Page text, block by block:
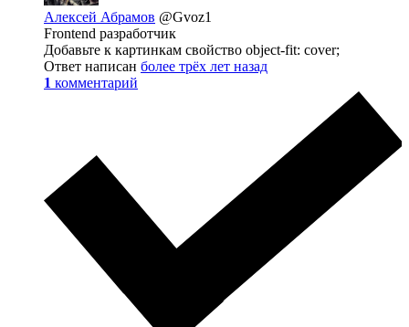
Алексей Абрамов @Gvoz1
Frontend разработчик
Добавьте к картинкам свойство object-fit: cover;
Ответ написан более трёх лет назад
1 комментарий